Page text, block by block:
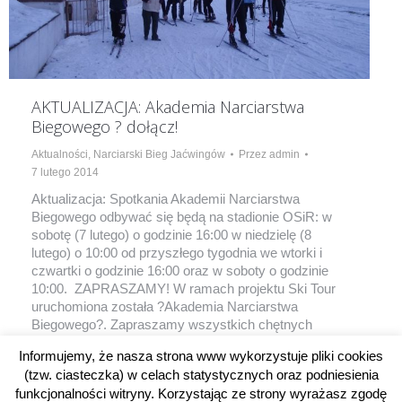
AKTUALIZACJA: Akademia Narciarstwa
Biegowego ? dołącz!
Aktualności Narciarski Bieg Jaćwingów Przez admin
7 lutego 2014
Aktualizacja: Spotkania Akademii Narciarstwa
Biegowego odbywać się będą na stadionie OSiR: w
sobotę (7 lutego) o godzinie 16:00 w niedzielę (8
lutego) o 10:00 od przyszłego tygodnia we wtorki i
czwartki o godzinie 16:00 oraz w soboty o godzinie
10:00. ZAPRASZAMY! W ramach projektu Ski Tour
uruchomiona została ?Akademia Narciarstwa
Biegowego?. Zapraszamy wszystkich chętnych
Informujemy, że nasza strona www wykorzystuje pliki cookies
(tzw. ciasteczka) w celach statystycznych oraz podniesienia
funkcjonalności witryny. Korzystając ze strony wyrażasz zgodę